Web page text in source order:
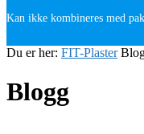
Kan ikke kombineres med
Du er her: FIT-Plaster
Blogg